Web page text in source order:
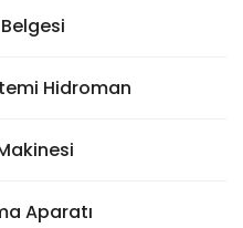
Hidroman
Aparatı